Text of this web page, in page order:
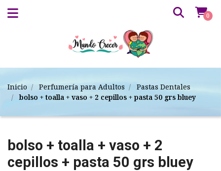
0
Inicio Perfumería para Adultos
Pastas Dentales
bolso + toalla + vaso + 2 cepillos + pasta 50 grs bluey
bolso + toalla + vaso + 2
cepillos + pasta 50 grs bluey